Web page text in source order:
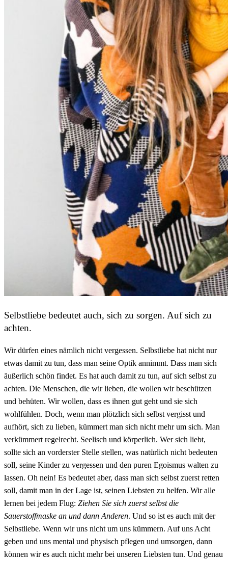
Selbstliebe bedeutet auch, sich zu sorgen. Auf sich zu
achten.
Wir dürfen eines nämlich nicht vergessen. Selbstliebe hat nicht nur
etwas damit zu tun, dass man seine Optik annimmt. Dass man sich
äußerlich schön findet. Es hat auch damit zu tun, auf sich selbst zu
achten. Die Menschen, die wir lieben, die wollen wir beschützen
und behüten. Wir wollen, dass es ihnen gut geht und sie sich
wohlfühlen. Doch, wenn man plötzlich sich selbst vergisst und
aufhört, sich zu lieben, kümmert man sich nicht mehr um sich. Man
verkümmert regelrecht. Seelisch und körperlich. Wer sich liebt,
sollte sich an vorderster Stelle stellen, was natürlich nicht bedeuten
soll, seine Kinder zu vergessen und den puren Egoismus walten zu
lassen. Oh nein! Es bedeutet aber, dass man sich selbst zuerst retten
soll, damit man in der Lage ist, seinen Liebsten zu helfen. Wir alle
lernen bei jedem Flug: Ziehen Sie sich zuerst selbst die
Sauerstoffmaske an und dann Anderen. Und so ist es auch mit der
Selbstliebe. Wenn wir uns nicht um uns kümmern. Auf uns Acht
geben und uns mental und physisch pflegen und umsorgen, dann
können wir es auch nicht mehr bei unseren Liebsten tun. Und genau